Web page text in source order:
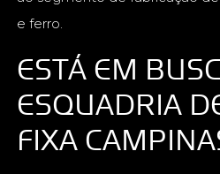
e ferro.
ESTÁ EM
ESQUADRIA
FIXA